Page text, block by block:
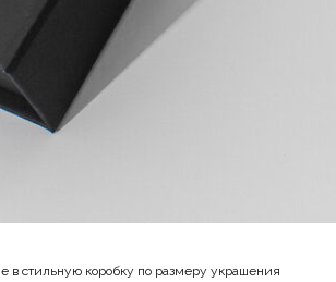
в стильную коробку по размеру украшения